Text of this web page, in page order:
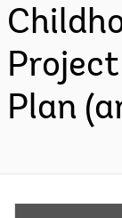
Plan